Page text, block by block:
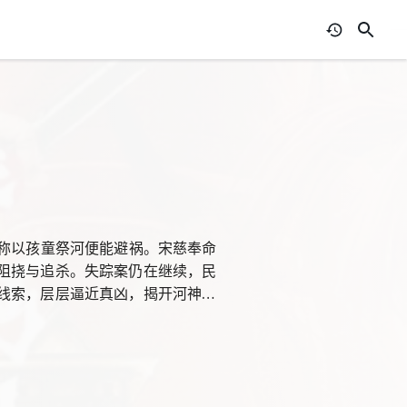
以孩童祭河便能避祸。宋慈奉命
挠与追杀。失踪案仍在继续，民
索，层层逼近真凶，揭开河神案